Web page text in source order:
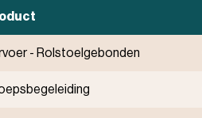
- Rolstoelgebonden